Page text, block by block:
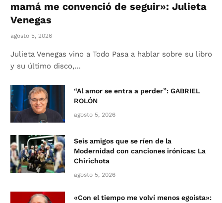
mamá me convenció de seguir»: Julieta
Venegas
agosto 5, 2026
Julieta Venegas vino a Todo Pasa a hablar sobre su libro
y su último disco,…
“Al amor se entra a perder”: GABRIEL
ROLÓN
agosto 5, 2026
Seis amigos que se ríen de la
Modernidad con canciones irónicas: La
Chirichota
agosto 5, 2026
«Con el tiempo me volví menos egoísta»: